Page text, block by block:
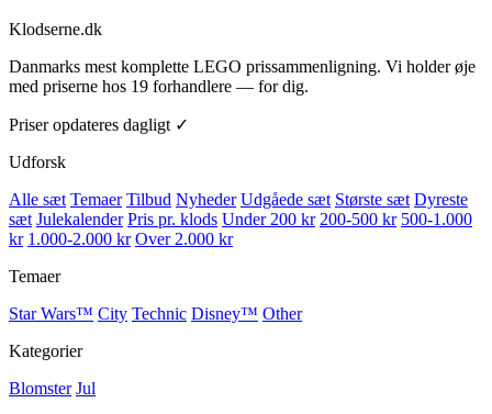
Klodserne.dk
Danmarks mest komplette LEGO prissammenligning. Vi holder øje
med priserne hos 19 forhandlere — for dig.
Priser opdateres dagligt ✓
Udforsk
Alle sæt Temaer Tilbud Nyheder Udgåede sæt Største sæt Dyreste
sæt Julekalender Pris pr. klods Under 200 kr 200-500 kr 500-1.000
kr 1.000-2.000 kr Over 2.000 kr
Temaer
Star Wars™ City Technic Disney™ Other
Kategorier
Blomster Jul